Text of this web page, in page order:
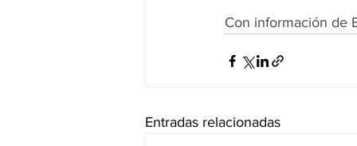
Con información de
Entradas relacionadas